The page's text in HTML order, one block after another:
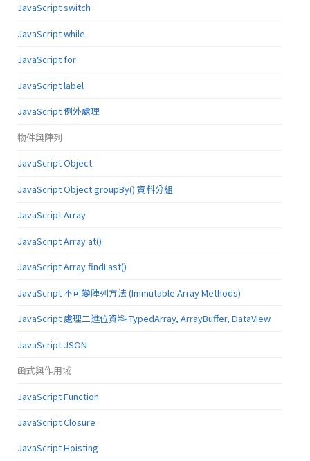
JavaScript switch
JavaScript while
JavaScript for
JavaScript label
JavaScript 例外處理
物件與陣列
JavaScript Object
JavaScript Object.groupBy() 資料分組
JavaScript Array
JavaScript Array at()
JavaScript Array findLast()
JavaScript 不可變陣列方法 (Immutable Array Methods)
JavaScript 處理二進位資料 TypedArray, ArrayBuffer, DataView
JavaScript JSON
函式與作用域
JavaScript Function
JavaScript Closure
JavaScript Hoisting